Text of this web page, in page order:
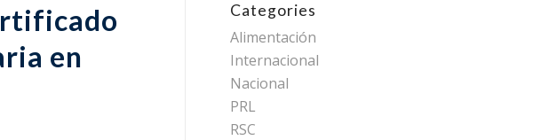
en
Categories
Alimentación
Internacional
Nacional
PRL
RSC